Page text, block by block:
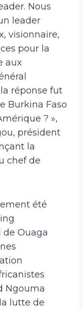
Nous
leader
visionnaire,
pour la
aux
réponse fut
Burkina Faso
? »,
président
la
chef de
été
de Ouaga
Ngouma
lutte de